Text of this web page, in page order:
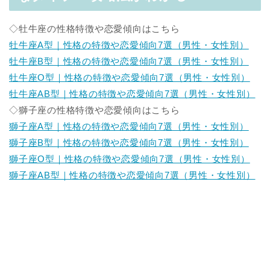
◇牡牛座の性格特徴や恋愛傾向はこちら
牡牛座A型｜性格の特徴や恋愛傾向7選（男性・女性別）
牡牛座B型｜性格の特徴や恋愛傾向7選（男性・女性別）
牡牛座O型｜性格の特徴や恋愛傾向7選（男性・女性別）
牡牛座AB型｜性格の特徴や恋愛傾向7選（男性・女性別）
◇獅子座の性格特徴や恋愛傾向はこちら
獅子座A型｜性格の特徴や恋愛傾向7選（男性・女性別）
獅子座B型｜性格の特徴や恋愛傾向7選（男性・女性別）
獅子座O型｜性格の特徴や恋愛傾向7選（男性・女性別）
獅子座AB型｜性格の特徴や恋愛傾向7選（男性・女性別）